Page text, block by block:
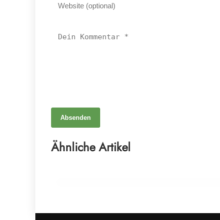
Absenden
Ähnliche Artikel
24. April 2025
Wissenschaftler identifizieren Hunderte von